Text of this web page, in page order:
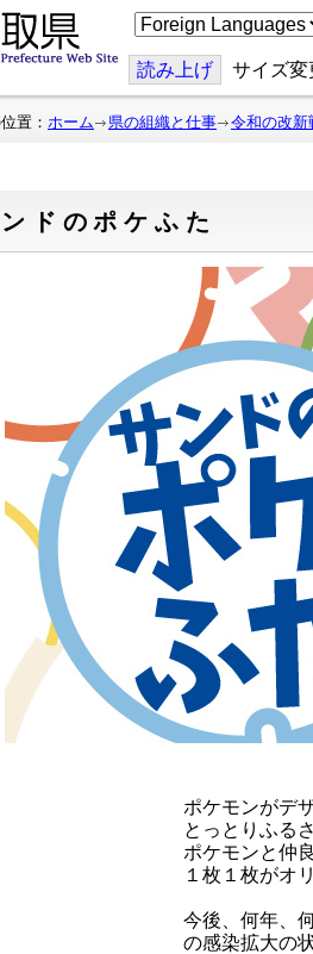
こ
の
ジ
を
翻
読み上げ サイズ変
置： ホーム 県の組織と仕事 令和の改新
ドのポケふた
ポケモンがデ
とっとりふる
ポケモンと仲
１枚１枚がオ
今後、何年、
の感染拡大の